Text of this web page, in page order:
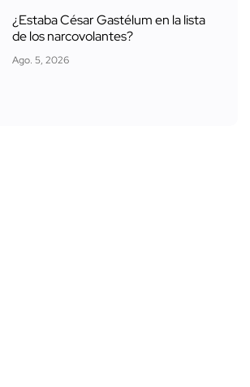
¿Estaba César Gastélum en la lista
de los narcovolantes?
Ago. 5, 2026